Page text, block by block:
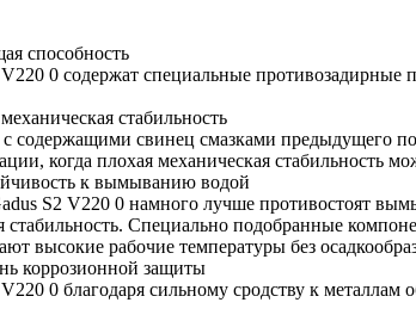
способность
0 содержат специальные
стабильность
содержащими свинец смазками предыдущего
когда плохая механическая
к вымыванию водой
S2 V220 0 намного лучше противостоят
стабильность. Специально подобранные
высокие рабочие температуры без
коррозионной защиты
0 благодаря сильному сродству к